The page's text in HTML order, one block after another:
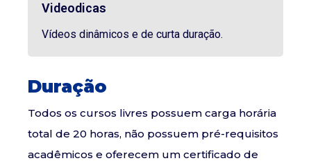
Videodicas
Vídeos dinâmicos e de curta duração.
Duração
Todos os cursos livres possuem carga horária
total de 20 horas, não possuem pré-requisitos
acadêmicos e oferecem um certificado de